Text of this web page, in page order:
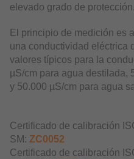
elevado grado de protección.
El principio de medición es
una conductividad eléctrica
valores típicos para la
µS/cm para agua destilada,
y 50.000 µS/cm para agua
Certificado de calibración
SM: ZC0052
Certificado de calibración